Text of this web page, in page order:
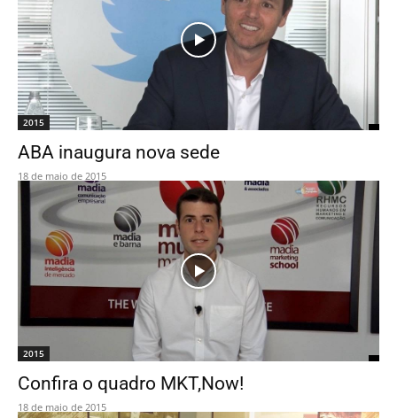
2015
ABA inaugura nova sede
18 de maio de 2015
2015
Confira o quadro MKT,Now!
18 de maio de 2015